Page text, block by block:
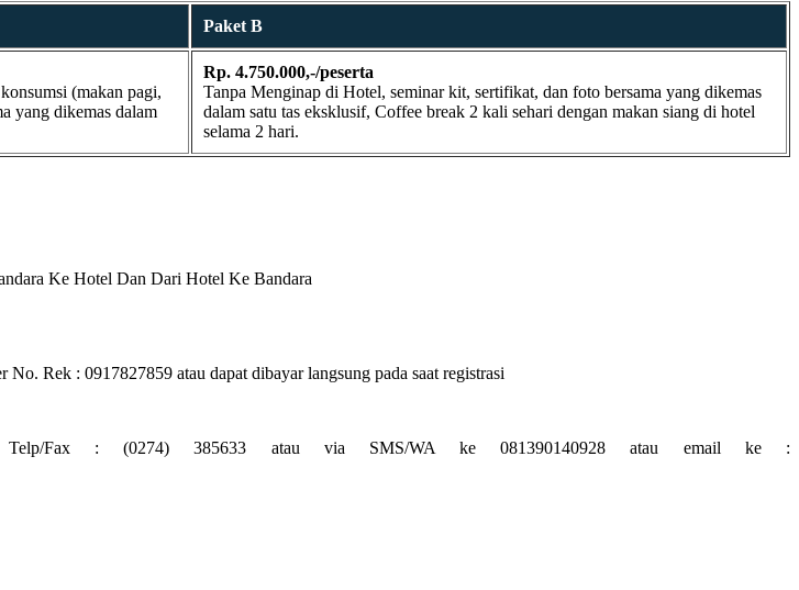
Paket B
(makan pagi,
yang dikemas dalam
Rp. 4.750.000,-/peserta
Tanpa Menginap di Hotel, seminar kit, sertifikat, dan foto bersama yang dikemas
dalam satu tas eksklusif, Coffee break 2 kali sehari dengan makan siang di hotel
selama 2 hari.
Ke Hotel Dan Dari Hotel Ke Bandara
Rek : 0917827859 atau dapat dibayar langsung pada saat registrasi
Fax : (0274) 385633 atau via SMS/WA ke 081390140928 atau email ke :